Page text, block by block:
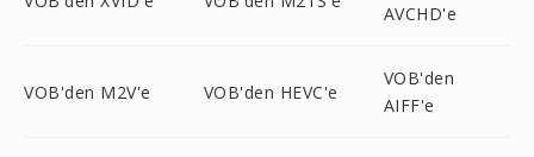
AVCHD'e
VOB'den M2V'e VOB'den HEVC'e
VOB'den
AIFF'e